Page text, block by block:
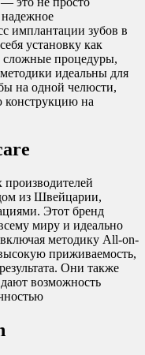
имплантации зубов в
установку как
сложные процедуры,
идеальны для
на одной челюсти,
конструкцию на
из Швейцарии,
Этот бренд
миру и идеально
методику All-on-
приживаемость,
Они также
возможность